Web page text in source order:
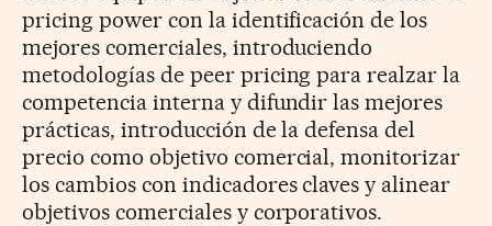
pricing power con la identificación de los
mejores comerciales, introduciendo
metodologías de peer pricing para realzar la
competencia interna y difundir las mejores
prácticas, introducción de la defensa del
precio como objetivo comercial, monitorizar
los cambios con indicadores claves y alinear
objetivos comerciales y corporativos.